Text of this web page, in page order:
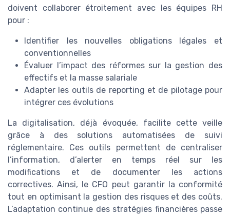
doivent collaborer étroitement avec les équipes RH
pour :
Identifier les nouvelles obligations légales et
conventionnelles
Évaluer l’impact des réformes sur la gestion des
effectifs et la masse salariale
Adapter les outils de reporting et de pilotage pour
intégrer ces évolutions
La digitalisation, déjà évoquée, facilite cette veille
grâce à des solutions automatisées de suivi
réglementaire. Ces outils permettent de centraliser
l’information, d’alerter en temps réel sur les
modifications et de documenter les actions
correctives. Ainsi, le CFO peut garantir la conformité
tout en optimisant la gestion des risques et des coûts.
L’adaptation continue des stratégies financières passe